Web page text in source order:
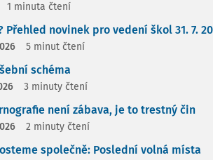
1 minuta čtení
Přehled novinek pro vedení škol 31. 7.
5 minut čtení
schéma
3 minuty čtení
není zábava, je to trestný čin
2 minuty čtení
společně: Poslední volná místa